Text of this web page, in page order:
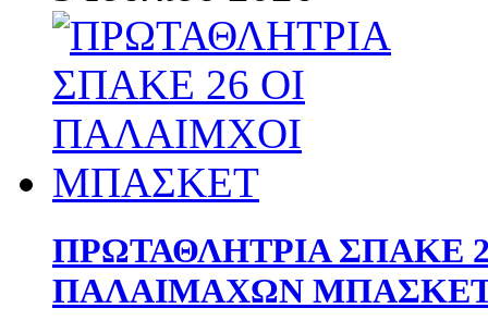
ΠΡΩΤΑΘΛΗΤΡΙΑ ΣΠΑΚΕ
ΠΑΛΑΙΜΑΧΩΝ